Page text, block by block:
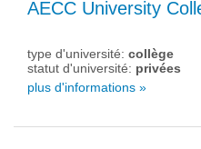
type d'université
statut d'université
AECC University
type d'université: collège
statut d'université: privées
plus d'informations »